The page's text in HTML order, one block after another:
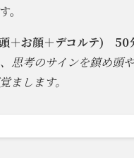
＋お顔＋デコルテ)
思考のサインを鎮め頭
まします。